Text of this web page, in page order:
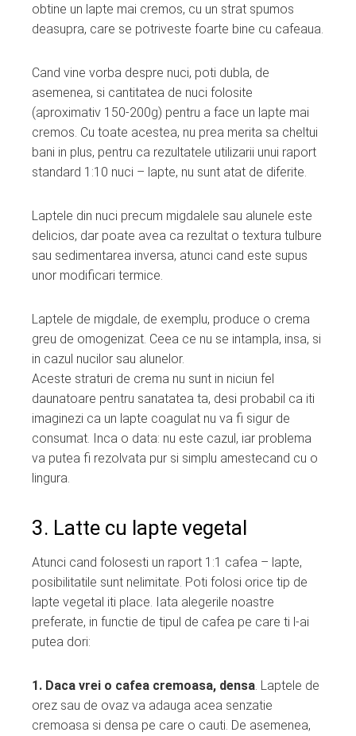
obtine un lapte mai cremos, cu un strat spumos
deasupra, care se potriveste foarte bine cu cafeaua.
Cand vine vorba despre nuci, poti dubla, de
asemenea, si cantitatea de nuci folosite
(aproximativ 150-200g) pentru a face un lapte mai
cremos. Cu toate acestea, nu prea merita sa cheltui
bani in plus, pentru ca rezultatele utilizarii unui raport
standard 1:10 nuci – lapte, nu sunt atat de diferite.
Laptele din nuci precum migdalele sau alunele este
delicios, dar poate avea ca rezultat o textura tulbure
sau sedimentarea inversa, atunci cand este supus
unor modificari termice.
Laptele de migdale, de exemplu, produce o crema
greu de omogenizat. Ceea ce nu se intampla, insa, si
in cazul nucilor sau alunelor.
Aceste straturi de crema nu sunt in niciun fel
daunatoare pentru sanatatea ta, desi probabil ca iti
imaginezi ca un lapte coagulat nu va fi sigur de
consumat. Inca o data: nu este cazul, iar problema
va putea fi rezolvata pur si simplu amestecand cu o
lingura.
3. Latte cu lapte vegetal
Atunci cand folosesti un raport 1:1 cafea – lapte,
posibilitatile sunt nelimitate. Poti folosi orice tip de
lapte vegetal iti place. Iata alegerile noastre
preferate, in functie de tipul de cafea pe care ti l-ai
putea dori:
1. Daca vrei o cafea cremoasa, densa. Laptele de
orez sau de ovaz va adauga acea senzatie
cremoasa si densa pe care o cauti. De asemenea,